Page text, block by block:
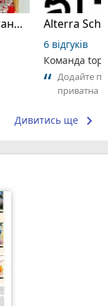
Hot Arabian Dance, школа східного танцю
6 відгуків
Команда
Додайте
приватна
Дивитись ще keyboard_arrow_right